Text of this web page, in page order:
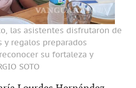
las asistentes disfrutaron de
y regalos preparados
su fortaleza y
SOTO